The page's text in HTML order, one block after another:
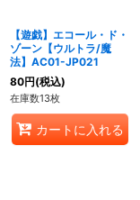
【遊戯】エコール・ド・
ゾーン【ウルトラ/魔
法】AC01-JP021
80円(税込)
在庫数13枚
カートに入れる